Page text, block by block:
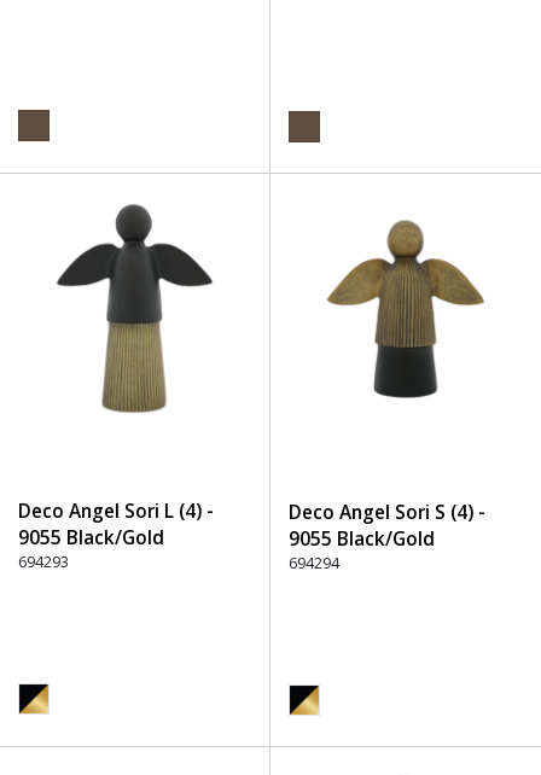
Deco Angel Sori L (4) -
9055 Black/Gold
694293
Deco Angel Sori S (4) -
9055 Black/Gold
694294